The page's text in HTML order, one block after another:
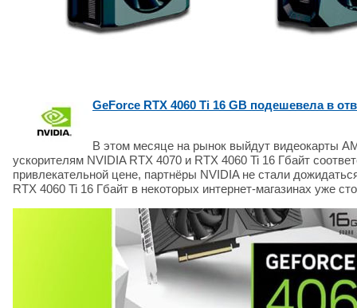
GeForce RTX 4060 Ti 16 GB подешевела в
В этом месяце на рынок выйдут видеокарты
ускорителям NVIDIA RTX 4070 и RTX 4060 Ti 16 Гбайт
привлекательной цене, партнёры NVIDIA не стали
RTX 4060 Ti 16 Гбайт в некоторых интернет-магазинах уже